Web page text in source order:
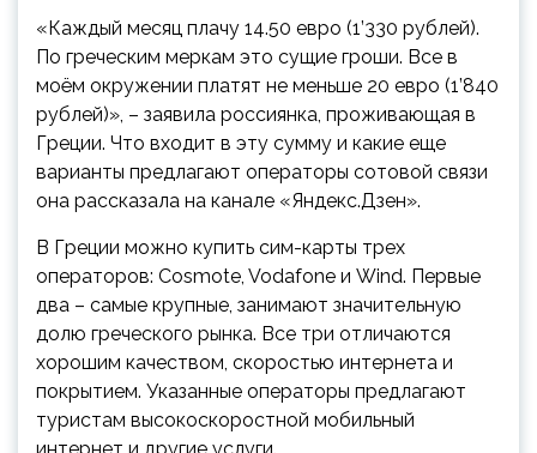
«Каждый месяц плачу 14.50 евро (1’330 рублей).
По греческим меркам это сущие гроши. Все в
моём окружении платят не меньше 20 евро (1’840
рублей)», – заявила россиянка, проживающая в
Греции. Что входит в эту сумму и какие еще
варианты предлагают операторы сотовой связи
она рассказала на канале «Яндекс.Дзен».
В Греции можно купить сим-карты трех
операторов: Cosmote, Vodafone и Wind. Первые
два – самые крупные, занимают значительную
долю греческого рынка. Все три отличаются
хорошим качеством, скоростью интернета и
покрытием. Указанные операторы предлагают
туристам высокоскоростной мобильный